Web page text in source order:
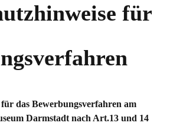
für
das Bewerbungsverfahren am
Darmstadt nach Art.13 und 14